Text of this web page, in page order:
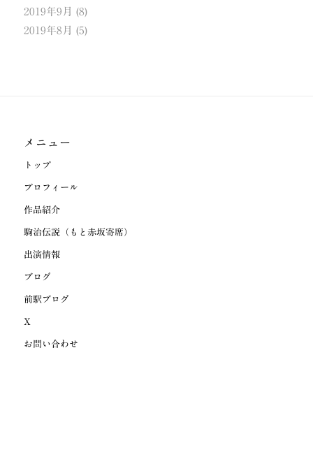
2019年9月 (8)
2019年8月 (5)
メニュー
トップ
プロフィール
作品紹介
駒治伝説（もと赤坂寄席）
出演情報
ブログ
前駅ブログ
X
お問い合わせ